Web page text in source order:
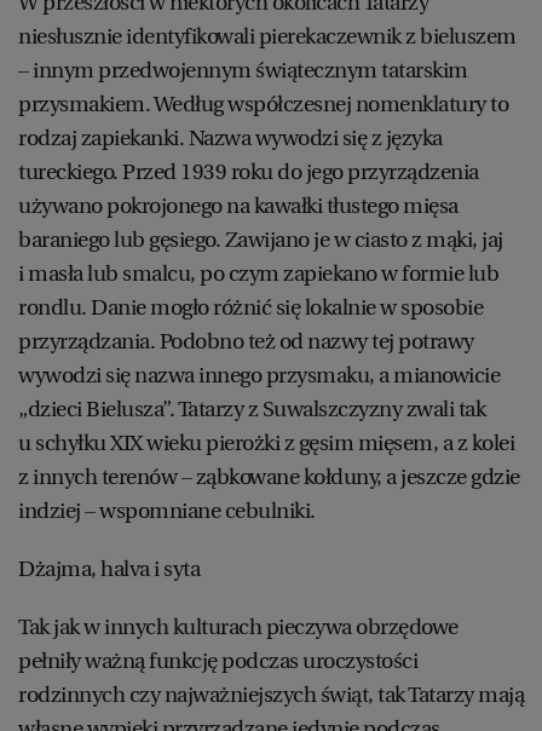
niesłusznie identyfikowali pierekaczewnik z bieluszem
– innym przedwojennym świątecznym tatarskim
przysmakiem. Według współczesnej nomenklatury to
rodzaj zapiekanki. Nazwa wywodzi się z języka
tureckiego. Przed 1939 roku do jego przyrządzenia
używano pokrojonego na kawałki tłustego mięsa
baraniego lub gęsiego. Zawijano je w ciasto z mąki, jaj
i masła lub smalcu, po czym zapiekano w formie lub
rondlu. Danie mogło różnić się lokalnie w sposobie
przyrządzania. Podobno też od nazwy tej potrawy
wywodzi się nazwa innego przysmaku, a mianowicie
„dzieci Bielusza”. Tatarzy z Suwalszczyzny zwali tak
u schyłku XIX wieku pierożki z gęsim mięsem, a z kolei
z innych terenów – ząbkowane kołduny, a jeszcze gdzie
indziej – wspomniane cebulniki.
Dżajma, halva i syta
Tak jak w innych kulturach pieczywa obrzędowe
pełniły ważną funkcję podczas uroczystości
rodzinnych czy najważniejszych świąt, tak Tatarzy mają